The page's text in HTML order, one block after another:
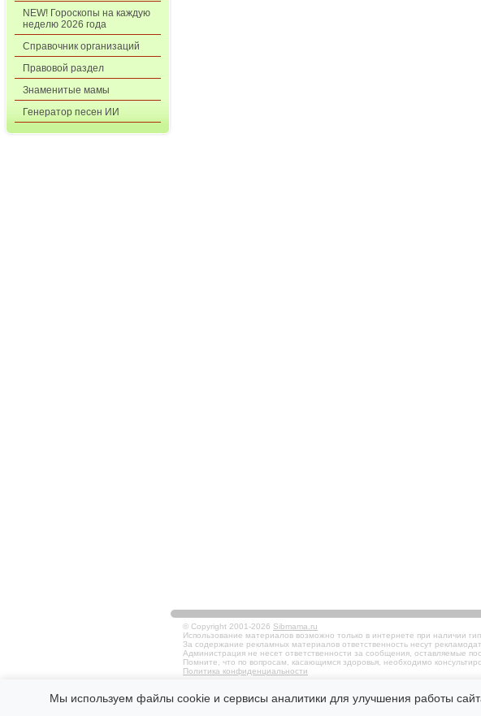
NEW! Гороскопы на каждую
неделю 2026 года
Справочник организаций
Правовой раздел
Знаменитые мамы
Генератор песен ИИ
© Copyright 2001-2026 Sibmama.ru
Использование материалов возможно только в интернете при наличии
За содержание рекламных материалов ответственность несут
Администрация не несет ответственности за сообщения, оставляемые
Помните, что по вопросам, касающимся здоровья, необходимо
Политика конфиденциальности
Мы используем файлы cookie и сервисы аналитики для улучшения работы